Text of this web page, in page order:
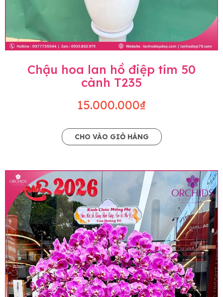
Chậu hoa lan hồ điệp tím 50
cành T235
15.000.000₫
CHO VÀO GIỎ HÀNG